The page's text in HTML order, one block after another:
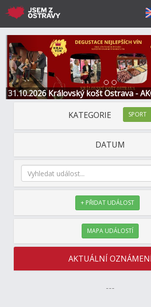
31.10.2026 Královský košt Ostrava -
Restaurace a Hotel
Předchozí
KATEGORIE SPORT
DATUM
+ PŘIDAT UDÁLOST
MAPA UDÁLOSTÍ
AKTUÁLNÍ
---